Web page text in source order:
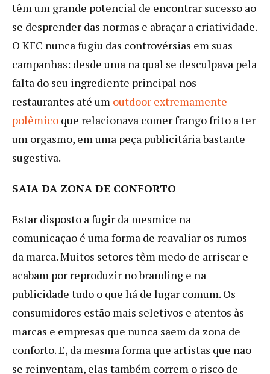
têm um grande potencial de encontrar sucesso ao
se desprender das normas e abraçar a criatividade.
O KFC nunca fugiu das controvérsias em suas
campanhas: desde uma na qual se desculpava pela
falta do seu ingrediente principal nos
restaurantes até um outdoor extremamente
polêmico que relacionava comer frango frito a ter
um orgasmo, em uma peça publicitária bastante
sugestiva.
SAIA DA ZONA DE CONFORTO
Estar disposto a fugir da mesmice na
comunicação é uma forma de reavaliar os rumos
da marca. Muitos setores têm medo de arriscar e
acabam por reproduzir no branding e na
publicidade tudo o que há de lugar comum. Os
consumidores estão mais seletivos e atentos às
marcas e empresas que nunca saem da zona de
conforto. E, da mesma forma que artistas que não
se reinventam, elas também correm o risco de